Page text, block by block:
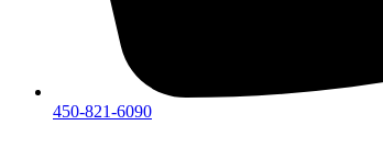
450-821-6090